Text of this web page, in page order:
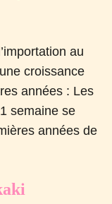
au
croissance
années : Les
semaine se
années de